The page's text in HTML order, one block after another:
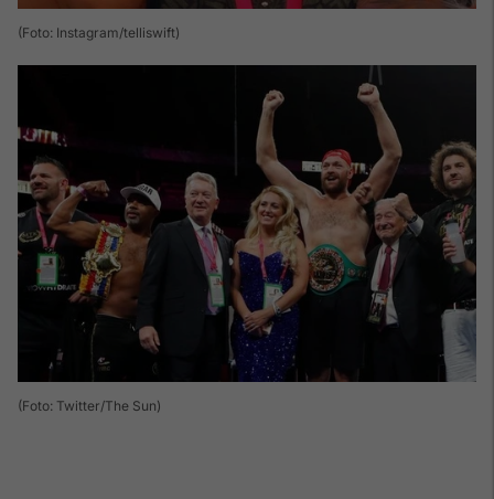
(Foto: Instagram/telliswift)
(Foto: Twitter/The Sun)